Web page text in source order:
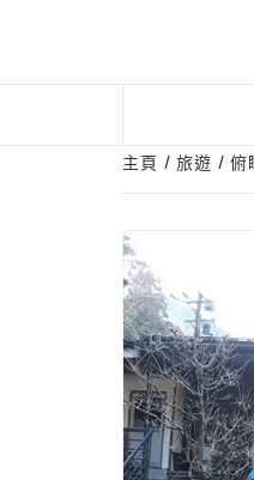
主頁 旅遊 俯